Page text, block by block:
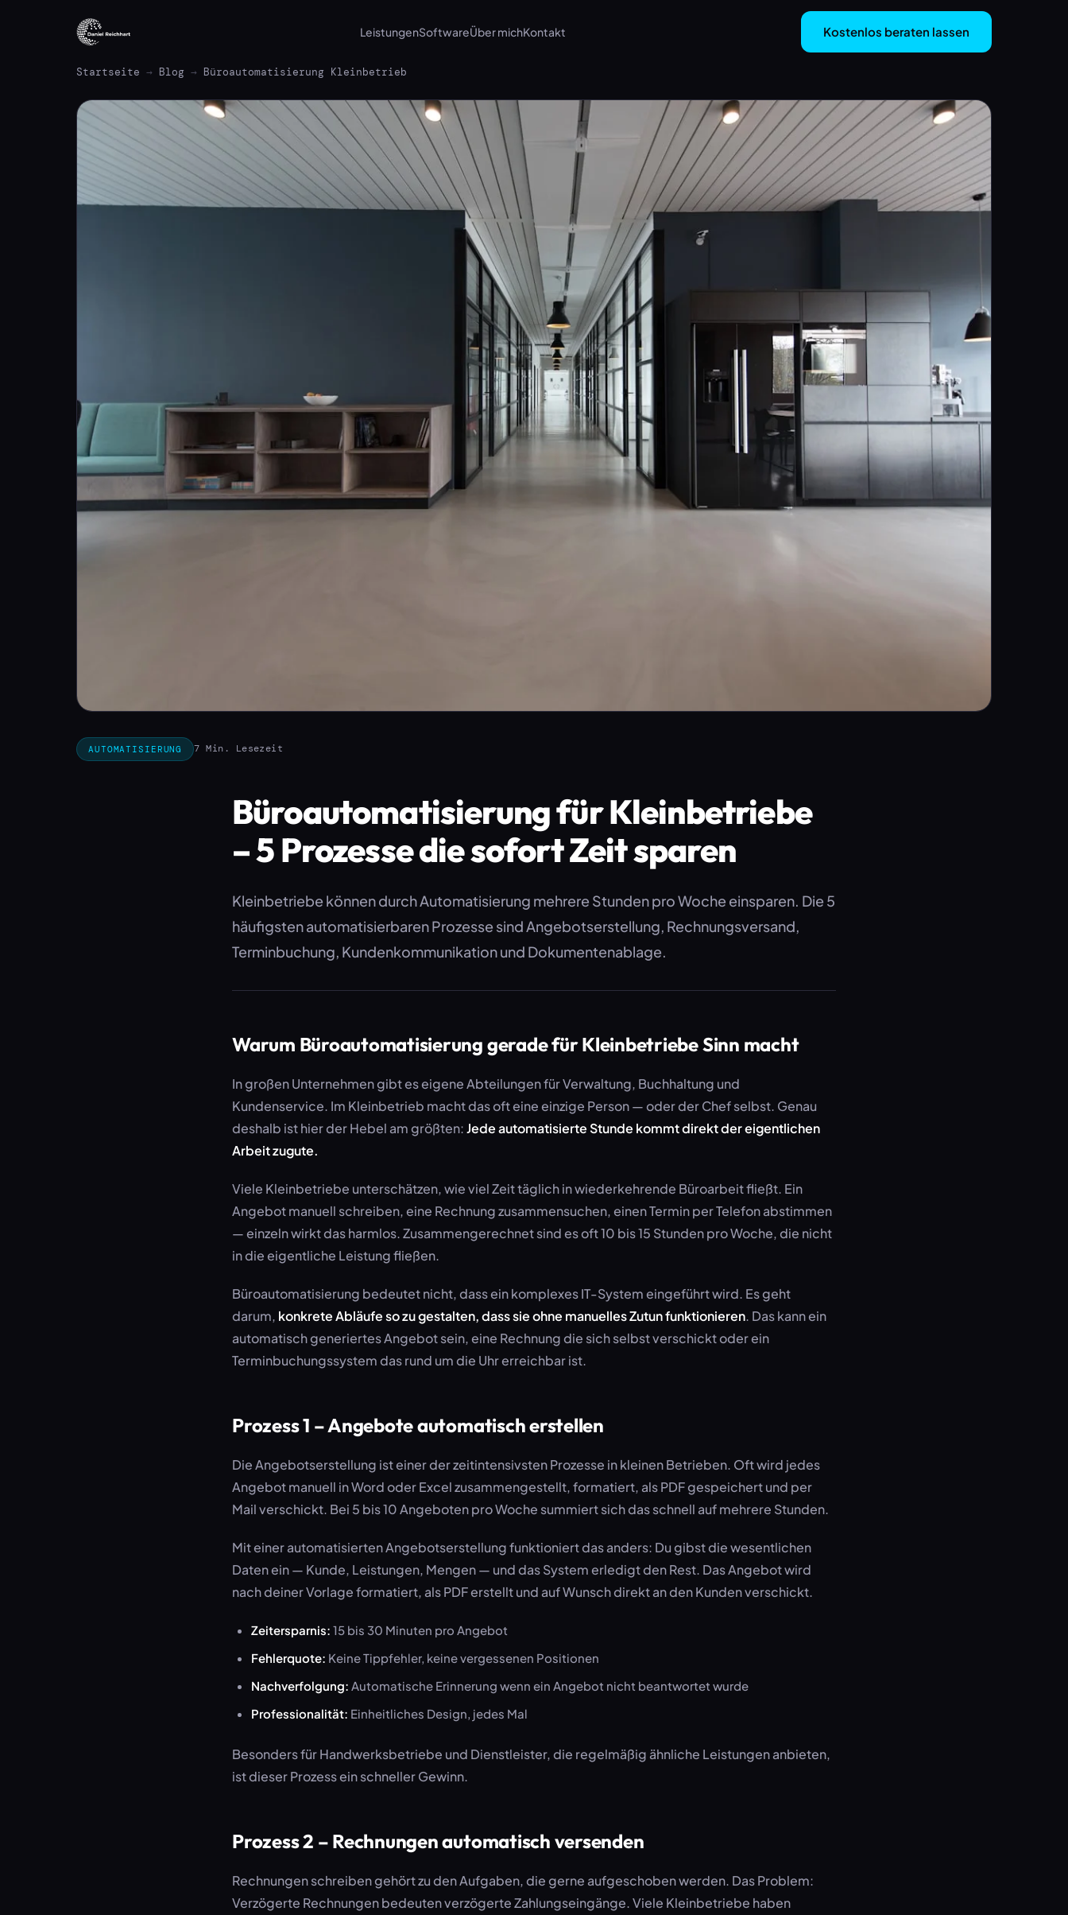
LeistungenSoftwareÜber michKontakt Kostenlos beraten lassen
Startseite → Blog → Büroautomatisierung Kleinbetrieb
AUTOMATISIERUNG 7 Min. Lesezeit
Büroautomatisierung für Kleinbetriebe
– 5 Prozesse die sofort Zeit sparen
Kleinbetriebe können durch Automatisierung mehrere Stunden pro Woche einsparen. Die 5
häufigsten automatisierbaren Prozesse sind Angebotserstellung, Rechnungsversand,
Terminbuchung, Kundenkommunikation und Dokumentenablage.
Warum Büroautomatisierung gerade für Kleinbetriebe Sinn macht
In großen Unternehmen gibt es eigene Abteilungen für Verwaltung, Buchhaltung und
Kundenservice. Im Kleinbetrieb macht das oft eine einzige Person — oder der Chef selbst. Genau
deshalb ist hier der Hebel am größten:Jede automatisierte Stunde kommt direkt der eigentlichen
Arbeit zugute.
Viele Kleinbetriebe unterschätzen, wie viel Zeit täglich in wiederkehrende Büroarbeit fließt. Ein
Angebot manuell schreiben, eine Rechnung zusammensuchen, einen Termin per Telefon abstimmen
— einzeln wirkt das harmlos. Zusammengerechnet sind es oft 10 bis 15 Stunden pro Woche, die nicht
in die eigentliche Leistung fließen.
Büroautomatisierung bedeutet nicht, dass ein komplexes IT-System eingeführt wird. Es geht
darum, konkrete Abläufe so zu gestalten, dass sie ohne manuelles Zutun funktionieren. Das kann ein
automatisch generiertes Angebot sein, eine Rechnung die sich selbst verschickt oder ein
Terminbuchungssystem das rund um die Uhr erreichbar ist.
Prozess 1 – Angebote automatisch erstellen
Die Angebotserstellung ist einer der zeitintensivsten Prozesse in kleinen Betrieben. Oft wird jedes
Angebot manuell in Word oder Excel zusammengestellt, formatiert, als PDF gespeichert und per
Mail verschickt. Bei 5 bis 10 Angeboten pro Woche summiert sich das schnell auf mehrere Stunden.
Mit einer automatisierten Angebotserstellung funktioniert das anders: Du gibst die wesentlichen
Daten ein — Kunde, Leistungen, Mengen — und das System erledigt den Rest. Das Angebot wird
nach deiner Vorlage formatiert, als PDF erstellt und auf Wunsch direkt an den Kunden verschickt.
Zeitersparnis: 15 bis 30 Minuten pro Angebot
Fehlerquote: Keine Tippfehler, keine vergessenen Positionen
Nachverfolgung: Automatische Erinnerung wenn ein Angebot nicht beantwortet wurde
Professionalität: Einheitliches Design, jedes Mal
Besonders für Handwerksbetriebe und Dienstleister, die regelmäßig ähnliche Leistungen anbieten,
ist dieser Prozess ein schneller Gewinn.
Prozess 2 – Rechnungen automatisch versenden
Rechnungen schreiben gehört zu den Aufgaben, die gerne aufgeschoben werden. Das Problem:
Verzögerte Rechnungen bedeuten verzögerte Zahlungseingänge. Viele Kleinbetriebe haben